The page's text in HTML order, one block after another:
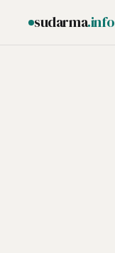
sudarma.info